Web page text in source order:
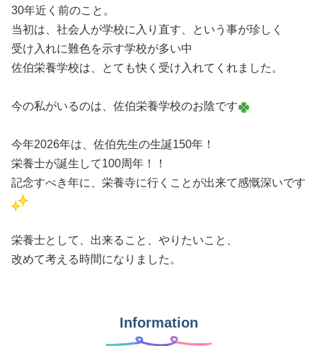
30年近く前のこと。
当初は、社会人が学校に入り直す、という事が珍しく
受け入れに難色を示す学校が多い中
佐伯栄養学校は、とても快く受け入れてくれました。
今の私がいるのは、佐伯栄養学校のお陰です
今年2026年は、佐伯先生の生誕150年！
栄養士が誕生して100周年！！
記念すべき年に、栄養寺に行くことが出来て感慨深いです
栄養士として、出来ること、やりたいこと、
改めて考える時間になりました。
Information